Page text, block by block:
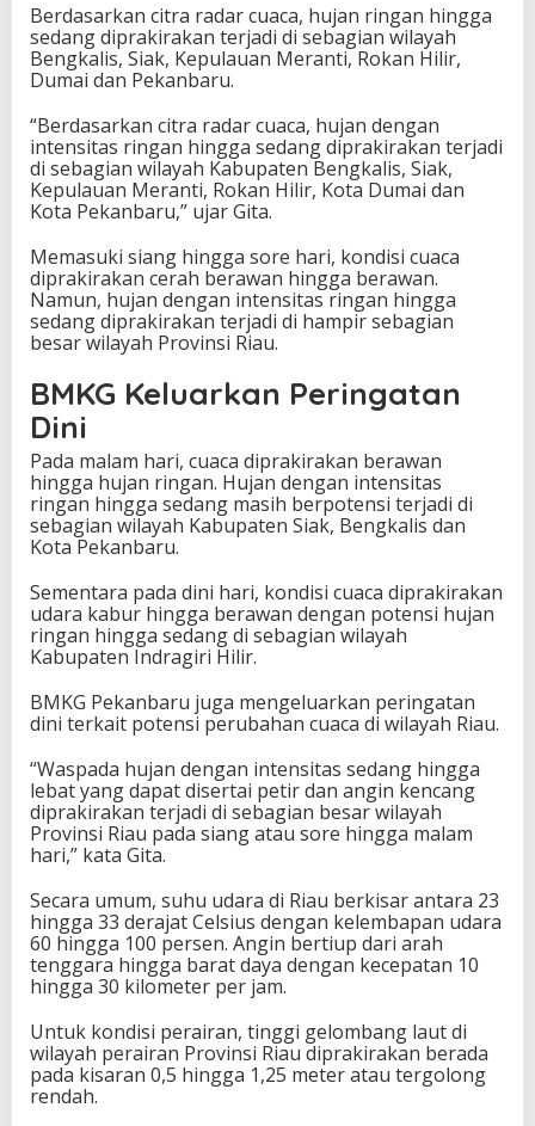
Berdasarkan citra radar cuaca, hujan ringan hingga
sedang diprakirakan terjadi di sebagian wilayah
Bengkalis, Siak, Kepulauan Meranti,Rokan Hilir,
Dumai dan Pekanbaru.
“Berdasarkan citra radar cuaca, hujan dengan
intensitas ringan hingga sedang diprakirakan terjadi
di sebagian wilayah Kabupaten Bengkalis, Siak,
Kepulauan Meranti, Rokan Hilir, Kota Dumai dan
Kota Pekanbaru,” ujar Gita.
Memasuki siang hingga sore hari, kondisi cuaca
diprakirakan cerah berawan hingga berawan.
Namun, hujan dengan intensitas ringan hingga
sedang diprakirakan terjadi di hampir sebagian
besar wilayah Provinsi Riau.
BMKG Keluarkan Peringatan
Dini
Pada malam hari, cuaca diprakirakan berawan
hingga hujan ringan. Hujan dengan intensitas
ringan hingga sedang masih berpotensi terjadi di
sebagian wilayah Kabupaten Siak, Bengkalis dan
Kota Pekanbaru.
Sementara pada dini hari, kondisi cuaca diprakirakan
udara kabur hingga berawan dengan potensi hujan
ringan hingga sedang di sebagian wilayah
KabupatenIndragiri Hilir.
BMKG Pekanbaru juga mengeluarkan peringatan
dini terkait potensi perubahan cuaca di wilayah Riau.
“Waspada hujan dengan intensitas sedang hingga
lebat yang dapat disertai petir dan angin kencang
diprakirakan terjadi di sebagian besar wilayah
Provinsi Riau pada siang atau sore hingga malam
hari,” kata Gita.
Secara umum, suhu udara di Riau berkisar antara 23
hingga 33 derajat Celsius dengan kelembapan udara
60 hingga 100 persen. Angin bertiup dari arah
tenggara hingga barat daya dengan kecepatan 10
hingga 30 kilometer per jam.
Untuk kondisi perairan, tinggi gelombang laut di
wilayah perairan Provinsi Riau diprakirakan berada
pada kisaran 0,5 hingga 1,25 meter atau tergolong
rendah.